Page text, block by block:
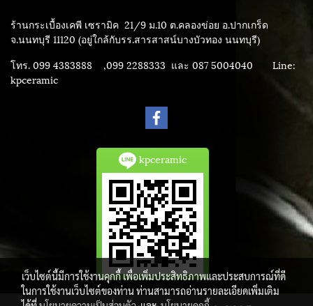
ร้านกระเบื้องเคพี เซรามิค 21/9 ม.10 ต.คลองข่อย อ.ปากเกร็ด
จ.นนทบุรี 11120 (อยู่ใกล้กับรร.สารสาสน์บางบัวทอง นนทบุรี)
โทร. 099 4383888 ,099 2288333 และ 087 5004040 Line:
kpceramic
kpceramic
เว็บไซต์นี้มีการใช้งานคุกกี้ เพื่อเพิ่มประสิทธิภาพและประสบการณ์ที่ดี
ในการใช้งานเว็บไซต์ของท่าน ท่านสามารถอ่านรายละเอียดเพิ่มเติม